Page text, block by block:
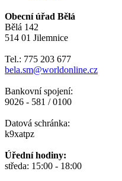
Obecní úřad Bělá
Bělá 142
514 01 Jilemnice
Tel.: 775 203 677
bela.sm@worldonline.cz
Bankovní spojení:
9026 - 581 / 0100
Datová schránka:
k9xatpz
Úřední hodiny:
středa: 15:00 - 18:00